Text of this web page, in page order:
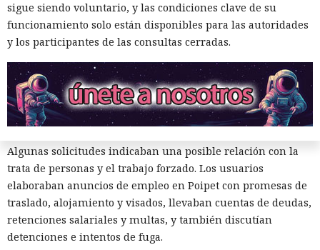
víctima de depositar dinero, pagar una activación o una
multa y enviar el comprobante de la transferencia.
falsos, notificaciones legales, comprobantes de compra de
acciones e interfaces de plataformas de comercio y de juego.
OpenAI bloqueó la red de cuentas coordinada, pero no
divulgó el número de implicados ni el posible perjuicio.
Algunas solicitudes indicaban una posible relación con la
trata de personas y el trabajo forzado. Los usuarios
elaboraban anuncios de empleo en Poipet con promesas de
traslado, alojamiento y visados, llevaban cuentas de deudas,
retenciones salariales y multas, y también discutían
detenciones e intentos de fuga.
sigue siendo voluntario, y las condiciones clave de su
funcionamiento solo están disponibles para las autoridades
y los participantes de las consultas cerradas.